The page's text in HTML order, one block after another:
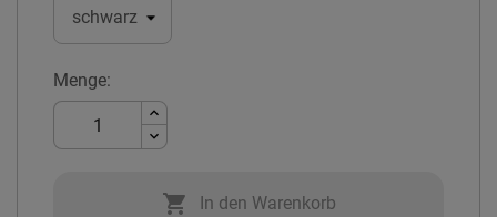
Menge:
 In den Warenkorb